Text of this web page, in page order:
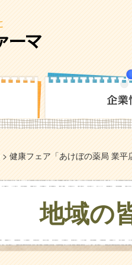
> 健康フェア「あけぼの薬局 業平
地域の